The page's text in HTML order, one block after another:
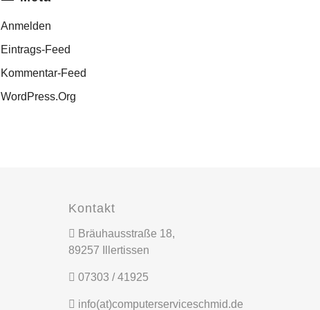
Anmelden
Eintrags-Feed
Kommentar-Feed
WordPress.org
Kontakt
Bräuhausstraße 18,
89257 Illertissen
07303 / 41925
info(at)computerserviceschmid.de